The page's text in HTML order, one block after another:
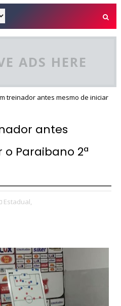
ADS HERE
treinador antes mesmo de iniciar
antes
Paraibano 2ª
Estadual,